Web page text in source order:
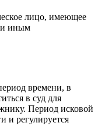
лицо, имеющее
иным
времени, в
в суд для
Период исковой
и регулируется